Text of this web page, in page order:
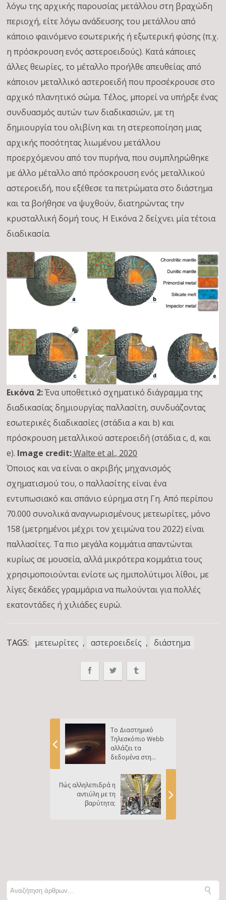
λόγω της αρχικής παρουσίας μετάλλου στη βραχώδη
περιοχή, είτε λόγω ανάδευσης του μετάλλου από
κάποιο φαινόμενο εσωτερικής ή εξωτερική φύσης (π.χ.
η πρόσκρουση ενός αστεροειδούς). Κατά κάποιες
άλλες θεωρίες, το μέταλλο προήλθε απευθείας από
κάποιον μεταλλικό αστεροειδή που προσέκρουσε στο
αρχικό πλανητικό σώμα. Τέλος, μπορεί να υπήρξε ένας
συνδυασμός αυτών των διαδικασιών, με τη
δημιουργία του ολιβίνη και τη στερεοποίηση μιας
αρχικής ποσότητας λιωμένου μετάλλου
προερχόμενου από τον πυρήνα, που συμπληρώθηκε
με άλλο μέταλλο από πρόσκρουση ενός μεταλλικού
αστεροειδή, που εξέθεσε τα πετρώματα στο διάστημα
και τα βοήθησε να ψυχθούν, διατηρώντας την
κρυσταλλική δομή τους. Η Εικόνα 2 δείχνει μία τέτοια
διαδικασία.
Εικόνα 2:Ένα υποθετικό σχηματικό διάγραμμα της
διαδικασίας δημιουργίας παλλασίτη, συνδυάζοντας
εσωτερικές διαδικασίες (στάδια a και b) και
πρόσκρουση μεταλλικού αστεροειδή (στάδια c, d, και
e). Image credit: Walte et al., 2020
Όποιος και να είναι ο ακριβής μηχανισμός
σχηματισμού του, ο παλλασίτης είναι ένα
εντυπωσιακό και σπάνιο εύρημα στη Γη. Από περίπου
70.000 συνολικά αναγνωρισμένους μετεωρίτες, μόνο
158 (μετρημένοι μέχρι τον χειμώνα του 2022) είναι
παλλασίτες. Τα πιο μεγάλα κομμάτια απαντώνται
κυρίως σε μουσεία, αλλά μικρότερα κομμάτια τους
χρησιμοποιούνται ενίοτε ως ημιπολύτιμοι λίθοι, με
λίγες δεκάδες γραμμάρια να πωλούνται για πολλές
εκατοντάδες ή χιλιάδες ευρώ.
TAGS: μετεωρίτες , αστεροειδείς , διάστημα
Το Διαστημικό
Τηλεσκόπιο Webb
αλλάζει τα
δεδομένα στη
πλανητών
ανιχνεύοντας Νέον
Πώς αλληλεπιδρά η
αντιύλη με τη
βαρύτητα;